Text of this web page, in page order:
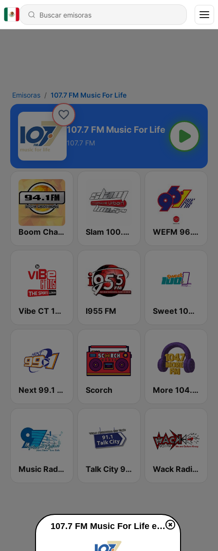
Emisoras 107.7 FM Music For Life
107.7 FM Music For Life
107.7 FM
Boom Champions 94.1 FM Slam 100.5 FM WEFM 96.1 FM
Vibe CT 105.1 FM I955 FM Sweet 100 FM
Next 99.1 FM Scorch More 104.7 FM
Music Radio 97.1 FM Talk City 91.1 FM Wack Radio 90.1 FM
107.7 FM Music For Life en vivo